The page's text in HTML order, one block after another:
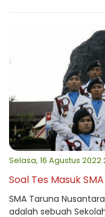
Selasa, 16 Agustus 2022
Soal Tes Masuk
SMA Taruna
adalah sebuah